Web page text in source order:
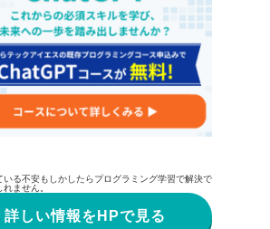
いる不安もしかしたらプログラミング学習で解決で
ません。
詳しい情報をHPで見る